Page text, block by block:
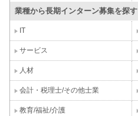
業種から長期インターン募集を探す
IT
サービス
人材
会計・税理士/その他士業
教育/福祉/介護